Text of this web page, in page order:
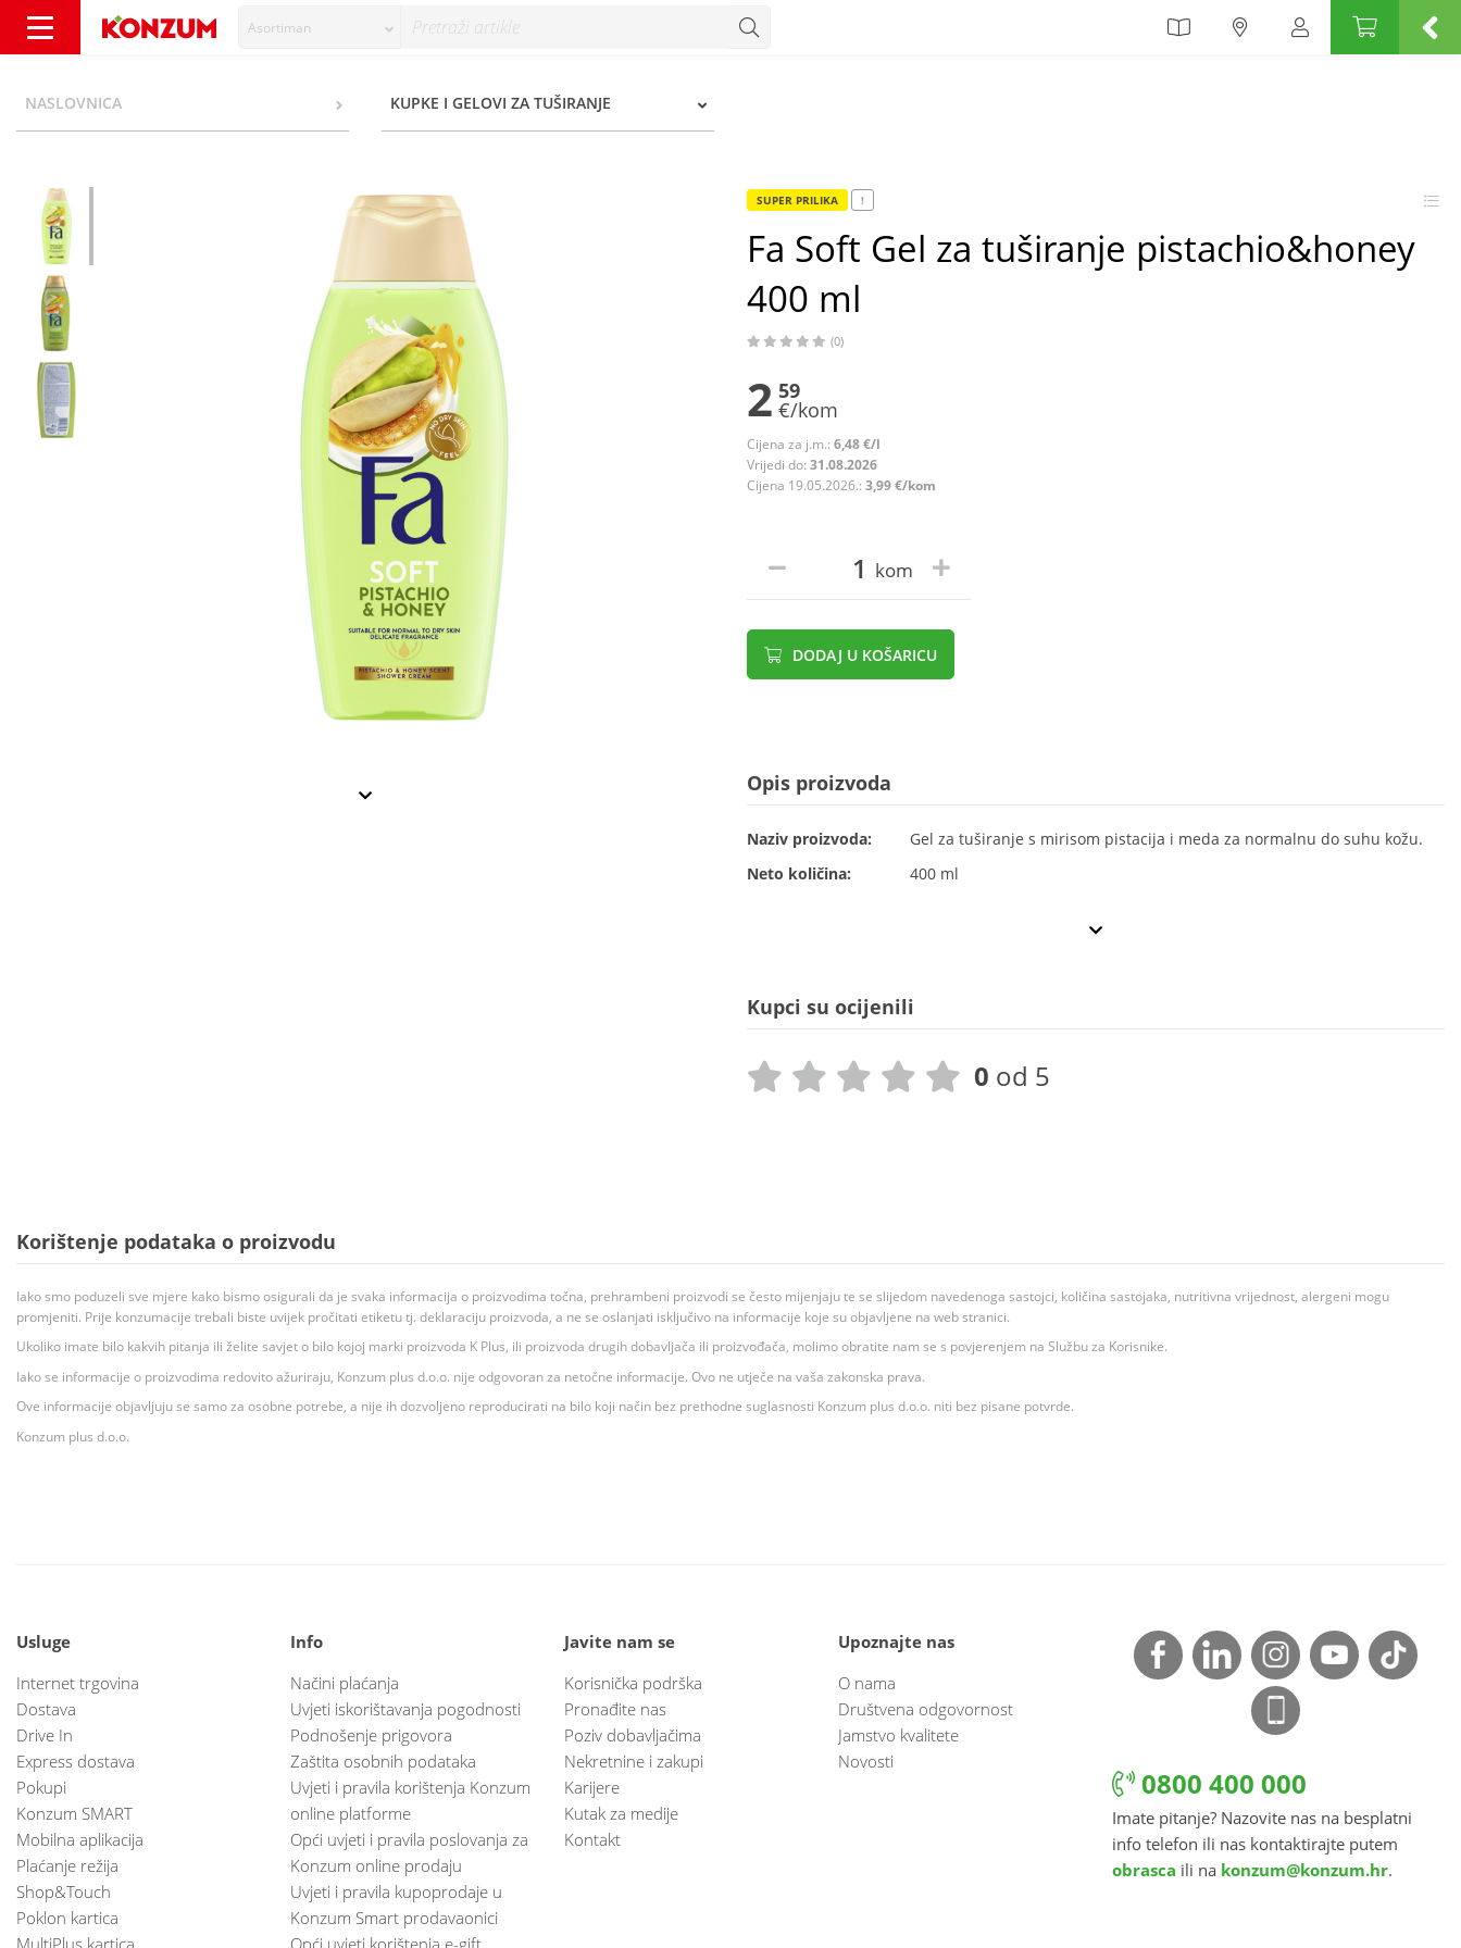
Asortiman
NASLOVNICA KUPKE I GELOVI ZA TUŠIRANJE
SUPER PRILIKA !
Fa Soft Gel za tuširanje pistachio&honey
400 ml
(0)
2 59
€/kom
Cijena za j.m.: 6,48 €/l
Vrijedi do: 31.08.2026
Cijena 19.05.2026.: 3,99 €/kom
kom
DODAJ U KOŠARICU
Opis proizvoda
Naziv proizvoda:
Gel za tuširanje s mirisom pistacija i meda za normalnu do suhu kožu.
Neto količina:
400 ml
Kupci su ocijenili
0 od 5
Korištenje podataka o proizvodu
Iako smo poduzeli sve mjere kako bismo osigurali da je svaka informacija o proizvodima točna, prehrambeni proizvodi se često mijenjaju te se slijedom navedenoga sastojci, količina sastojaka, nutritivna vrijednost, alergeni mogu
promjeniti. Prije konzumacije trebali biste uvijek pročitati etiketu tj. deklaraciju proizvoda, a ne se oslanjati isključivo na informacije koje su objavljene na web stranici.
Ukoliko imate bilo kakvih pitanja ili želite savjet o bilo kojoj marki proizvoda K Plus, ili proizvoda drugih dobavljača ili proizvođača, molimo obratite nam se s povjerenjem na Službu za Korisnike.
Iako se informacije o proizvodima redovito ažuriraju, Konzum plus d.o.o. nije odgovoran za netočne informacije. Ovo ne utječe na vaša zakonska prava.
Ove informacije objavljuju se samo za osobne potrebe, a nije ih dozvoljeno reproducirati na bilo koji način bez prethodne suglasnosti Konzum plus d.o.o. niti bez pisane potvrde.
Konzum plus d.o.o.
Usluge
Internet trgovina
Dostava
Drive In
Express dostava
Pokupi
Konzum SMART
Mobilna aplikacija
Plaćanje režija
Shop&Touch
Poklon kartica
MultiPlus kartica
Info
Načini plaćanja
Uvjeti iskorištavanja pogodnosti
Podnošenje prigovora
Zaštita osobnih podataka
Uvjeti i pravila korištenja Konzum
online platforme
Opći uvjeti i pravila poslovanja za
Konzum online prodaju
Uvjeti i pravila kupoprodaje u
Konzum Smart prodavaonici
Opći uvjeti korištenja e-gift
Javite nam se
Korisnička podrška
Pronađite nas
Poziv dobavljačima
Nekretnine i zakupi
Karijere
Kutak za medije
Kontakt
Upoznajte nas
O nama
Društvena odgovornost
Jamstvo kvalitete
Novosti
0800 400 000
Imate pitanje? Nazovite nas na besplatni
info telefon ili nas kontaktirajte putem
obrasca ili na konzum@konzum.hr.